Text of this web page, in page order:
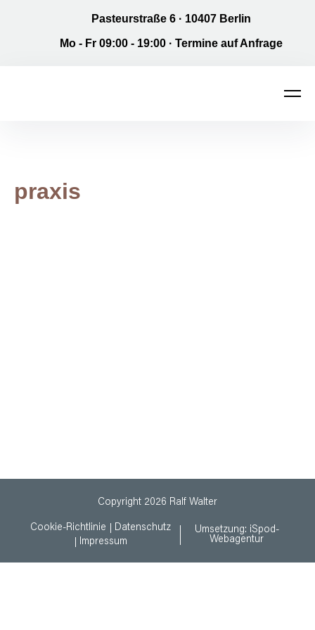
Pasteurstraße 6 · 10407 Berlin
Mo - Fr 09:00 - 19:00 · Termine auf Anfrage
praxis
Copyright 2026 Ralf Walter
Cookie-Richtlinie
Datenschutz
Impressum
Umsetzung: iSpod-
Webagentur